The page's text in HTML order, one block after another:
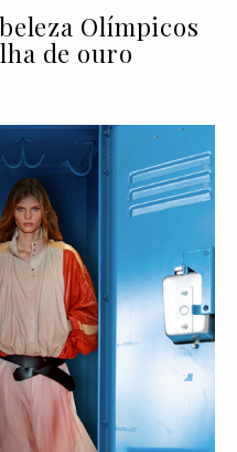
Olímpicos
de ouro